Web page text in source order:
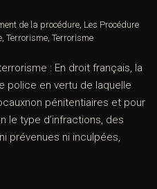
de la procédure, Les Procédure
, Terrorisme, Terrorisme
: En droit français, la
police en vertu de laquelle
pénitentiaires et pour
le type d’infractions, des
prévenues ni inculpées,